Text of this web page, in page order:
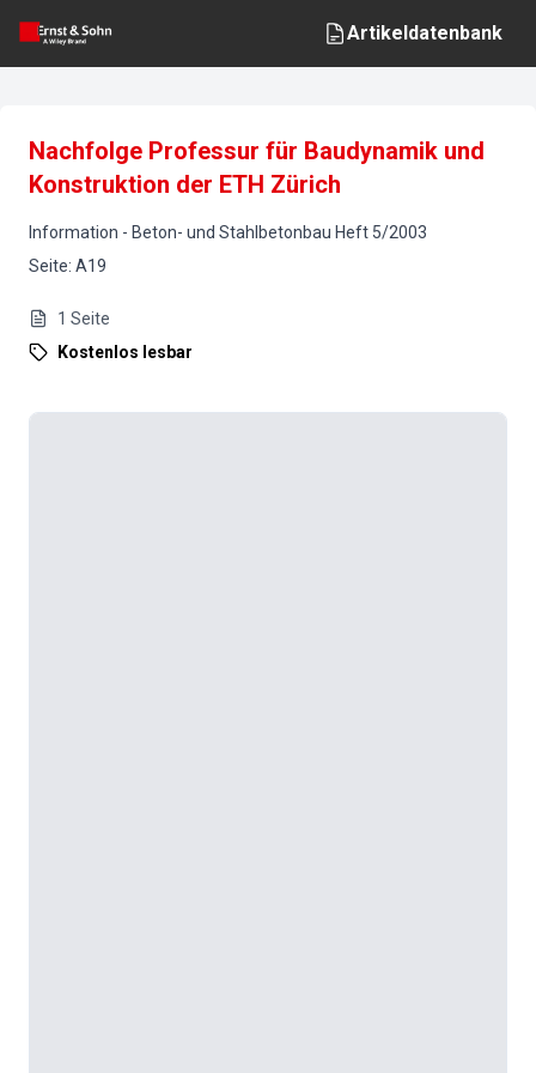
Artikeldatenbank
Nachfolge Professur für Baudynamik und
Konstruktion der ETH Zürich
Information - Beton- und Stahlbetonbau Heft 5/2003
Seite: A19
1 Seite
Kostenlos lesbar